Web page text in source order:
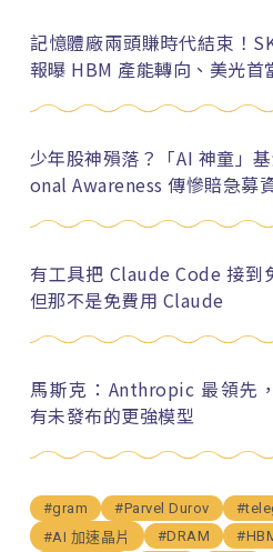
記憶體廠兩頭賺時代結束！
報曝 HBM 產能轉向、美光首
少年股神殞落？「AI 神童」
onal Awareness 傳慘賠急募
有工具把 Claude Code 接到
但那不是免費用 Claude
馬斯克：Anthropic 最領先
有未發布的更強模型
#gram #Parvel Durov
#AI 加速晶片
#DRAM